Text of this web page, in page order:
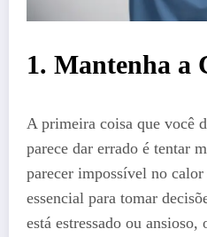
1. Mantenha a
A primeira coisa que você
parece dar errado é tentar
parecer impossível no
essencial para tomar
está estressado ou